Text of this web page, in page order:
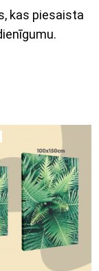
kas piesaista